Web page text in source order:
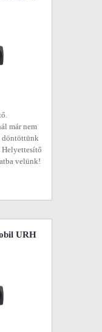
már nem
döntöttünk
Helyettesítő
velünk!
URH